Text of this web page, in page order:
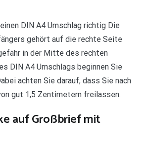
DIN A4 Umschlag richtig Die
gehört auf die rechte Seite
in der Mitte des rechten
DIN A4 Umschlags beginnen Sie
achten Sie darauf, dass Sie nach
gut 1,5 Zentimetern freilassen.
auf Großbrief mit